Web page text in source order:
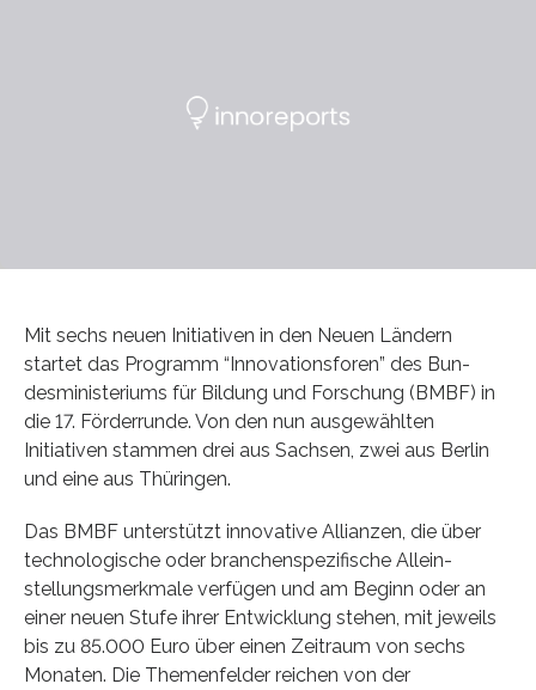
Mit sechs neuen Initiativen in den Neuen Ländern
startet das Programm “Innovationsforen” des Bun-
desministeriums für Bildung und Forschung (BMBF) in
die 17. Förderrunde. Von den nun ausgewählten
Initiativen stammen drei aus Sachsen, zwei aus Berlin
und eine aus Thüringen.
Das BMBF unterstützt innovative Allianzen, die über
technologische oder branchenspezifische Allein-
stellungsmerkmale verfügen und am Beginn oder an
einer neuen Stufe ihrer Entwicklung stehen, mit jeweils
bis zu 85.000 Euro über einen Zeitraum von sechs
Monaten. Die Themenfelder reichen von der